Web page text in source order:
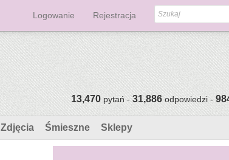
Logowanie Rejestracja
13,470pytań -31,886odpowiedzi -
Zdjęcia Śmieszne Sklepy